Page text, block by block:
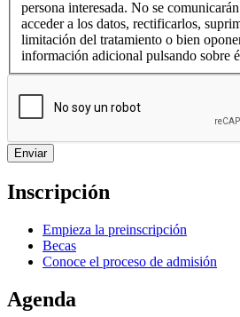
persona interesada. No se
acceder a los datos, rectificarlos,
limitación del tratamiento o bien
información adicional pulsando sobre
Inscripción
Empieza la preinscripción
Becas
Conoce el proceso de admisión
Agenda